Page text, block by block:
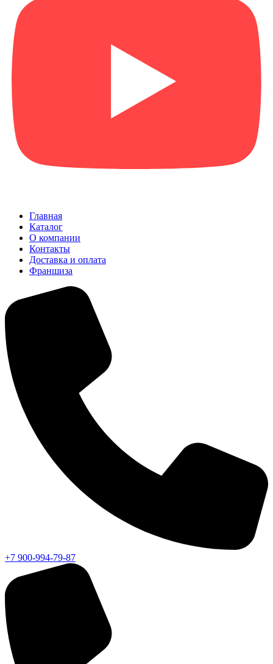
Главная
Каталог
О компании
Контакты
Доставка и оплата
Франшиза
+7 900-994-79-87